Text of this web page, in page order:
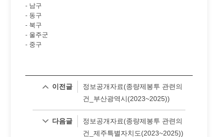
- 남구
- 동구
- 북구
- 울주군
- 중구
이전글
정보공개자료(종량제봉투 관련의
건_부산광역시(2023~2025))
다음글
정보공개자료(종량제봉투 관련의
건_제주특별자치도(2023~2025))